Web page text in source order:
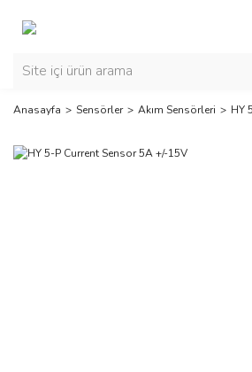
Anasayfa Sensörler Akım Sensörleri HY